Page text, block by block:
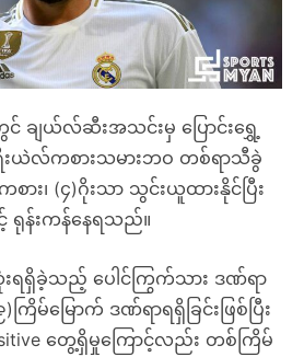
င် ချယ်လ်ဆီးအသင်းမှ ပြောင်းရွှေ့
လ်ကစားသမားဘဝ တစ်ရာသီခွဲ
း၊ (၄)ဂိုးသာ သွင်းယူထားနိုင်ပြီး
င့် ရုန်းကန်နေရသည်။
းရရှိခဲ့သည့် ပေါင်ကြွက်သား ဒဏ်ရာ
ြိမ်မြောက် ဒဏ်ရာရရှိခြင်းဖြစ်ပြီး
တွေ့ရှိမှုကြောင့်လည်း တစ်ကြိမ်